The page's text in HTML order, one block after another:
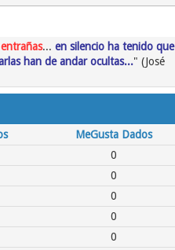
... en silencio ha tenido que
han de andar ocultas..." (José
MeGusta Dados
0
0
0
0
0